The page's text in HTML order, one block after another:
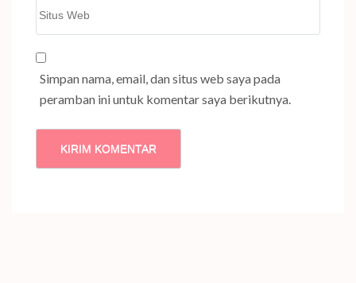
Simpan nama, email, dan situs web saya pada
peramban ini untuk komentar saya berikutnya.